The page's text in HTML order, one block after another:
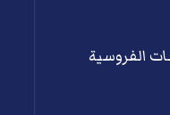
الفروسية